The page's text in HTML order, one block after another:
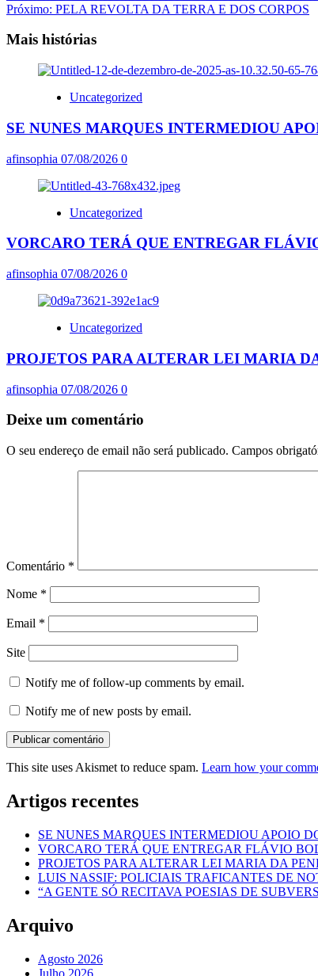
de
artigos
Próximo: PELA REVOLTA DA TERRA E DOS CORPOS
Mais histórias
Uncategorized
SE NUNES MARQUES INTERMEDIOU
afinsophia 07/08/2026 0
Uncategorized
VORCARO TERÁ QUE ENTREGAR
afinsophia 07/08/2026 0
Uncategorized
PROJETOS PARA ALTERAR LEI MARIA
afinsophia 07/08/2026 0
Deixe um comentário
O seu endereço de email não será publicado. Campos
Comentário *
Nome *
Email *
Site
Notify me of follow-up comments by email.
Notify me of new posts by email.
This site uses Akismet to reduce spam. Learn how your
Artigos recentes
SE NUNES MARQUES INTERMEDIOU APOIO
VORCARO TERÁ QUE ENTREGAR FLÁVIO
PROJETOS PARA ALTERAR LEI MARIA DA
LUIS NASSIF: POLICIAIS TRAFICANTES DE
“A GENTE SÓ RECITAVA POESIAS DE
Arquivo
Agosto 2026
Julho 2026